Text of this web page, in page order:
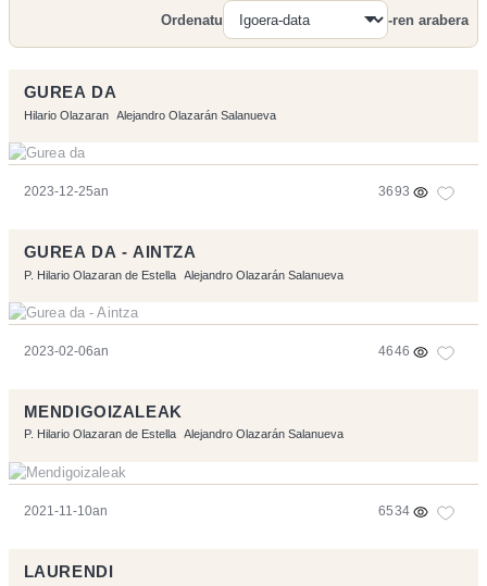
Bilatu
Ordenatu -ren arabera
GUREA DA
Hilario Olazaran Alejandro Olazarán Salanueva
2023-12-25an 3693
GUREA DA - AINTZA
P. Hilario Olazaran de Estella Alejandro Olazarán Salanueva
2023-02-06an 4646
MENDIGOIZALEAK
P. Hilario Olazaran de Estella Alejandro Olazarán Salanueva
2021-11-10an 6534
LAURENDI